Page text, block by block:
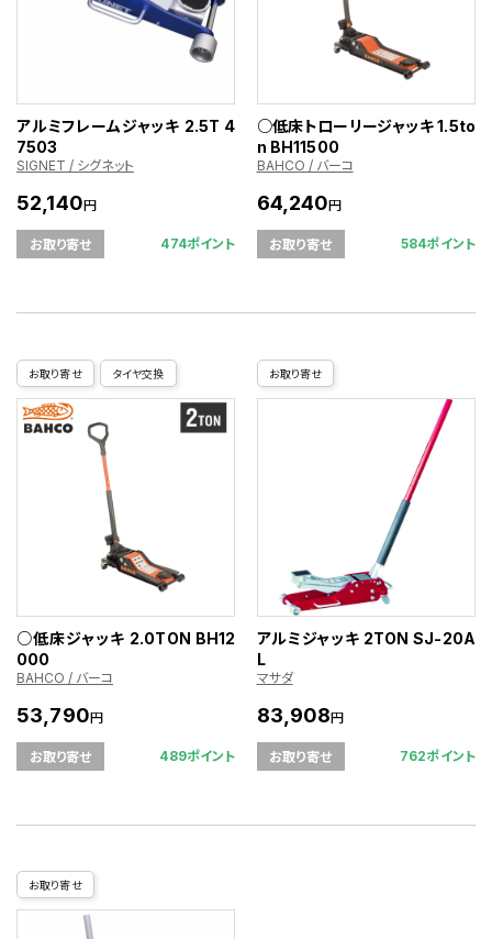
アルミフレームジャッキ 2.5T 4
7503
SIGNET / シグネット
52,140円
お取り寄せ 474ポイント
○低床トローリージャッキ 1.5to
n BH11500
BAHCO / バーコ
64,240円
お取り寄せ 584ポイント
お取り寄せ タイヤ交換
○低床ジャッキ 2.0TON BH12
000
BAHCO / バーコ
53,790円
お取り寄せ 489ポイント
お取り寄せ
アルミジャッキ 2TON SJ-20A
L
マサダ
83,908円
お取り寄せ 762ポイント
お取り寄せ